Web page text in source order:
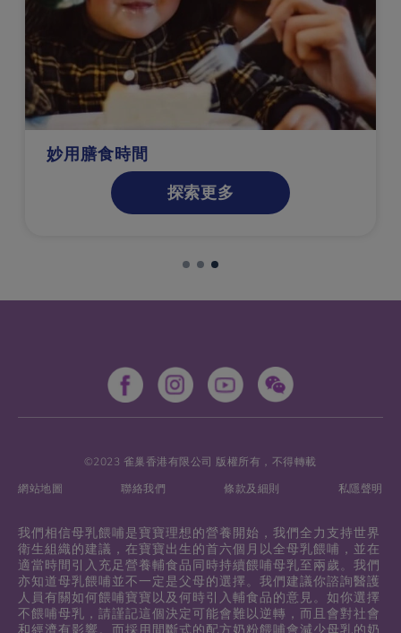
您的哺乳指南
探索更多
©2023 雀巢香港有限公司 版權所有，不得轉載
網站地圖
聯絡我們 條款及細則 私隱聲明
我們相信母乳餵哺是寶寶理想的營養開始，我們全力支持世界
衛生組織的建議，在寶寶出生的首六個月以全母乳餵哺，並在
適當時間引入充足營養輔食品同時持續餵哺母乳至兩歲。我們
亦知道母乳餵哺並不一定是父母的選擇。我們建議你諮詢醫護
人員有關如何餵哺寶寶以及何時引入輔食品的意見。如你選擇
不餵哺母乳，請謹記這個決定可能會難以逆轉，而且會對社會